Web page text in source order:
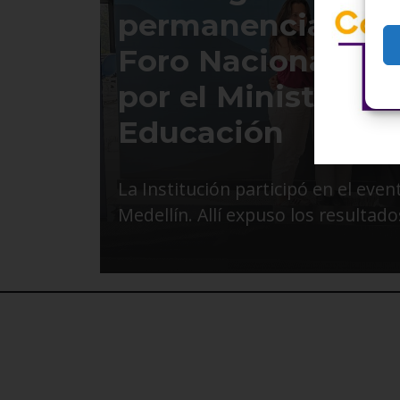
permanencia
Foro Nacional
por el Ministerio
Educación
La Institución participó en el
Medellín. Allí expuso los